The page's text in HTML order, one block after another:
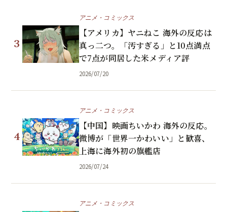
3
アニメ・コミックス
【アメリカ】ヤニねこ 海外の反応は
真っ二つ。「汚すぎる」と10点満点
で7点が同居した米メディア評
2026/07/20
4
アニメ・コミックス
【中国】映画ちいかわ 海外の反応。
微博が「世界一かわいい」と歓喜、
上海に海外初の旗艦店
2026/07/24
アニメ・コミックス